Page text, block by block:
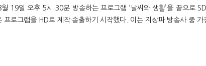
19일 오후 5시 30분 방송하는 프로그램 ‘날씨와 생활’을 끝으로
프로그램을 HD로 제작·송출하기 시작했다. 이는 지상파 방송사 중